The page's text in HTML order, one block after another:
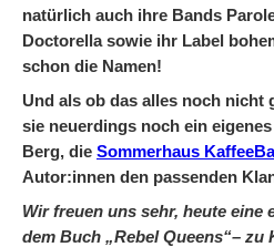
natürlich auch ihre Bands
Doctorella sowie ihr Label
schon die Namen!
Und als ob das alles noch nicht
sie neuerdings noch ein
Berg, die Sommerhaus
Autor:innen den passenden
Wir freuen uns sehr, heute eine
dem Buch „Rebel Queens“– zu